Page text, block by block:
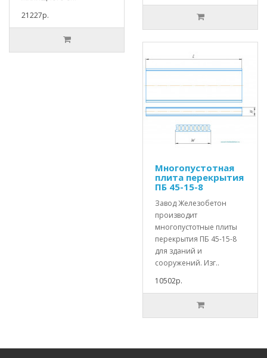
21227р.
Многопустотная
плита перекрытия
ПБ 45-15-8
Завод Железобетон
производит
многопустотные плиты
перекрытия ПБ 45-15-8
для зданий и
сооружений. Изг..
10502р.